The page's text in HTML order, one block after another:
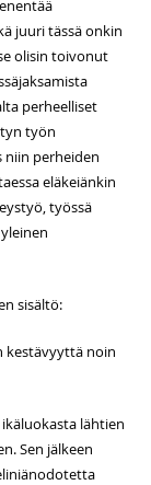
juuri tässä onkin
olisin toivonut
perheelliset
työn
niin perheiden
eläkeiänkin
työssä
sisältö:
kestävyyttä noin
lähtien
Sen jälkeen